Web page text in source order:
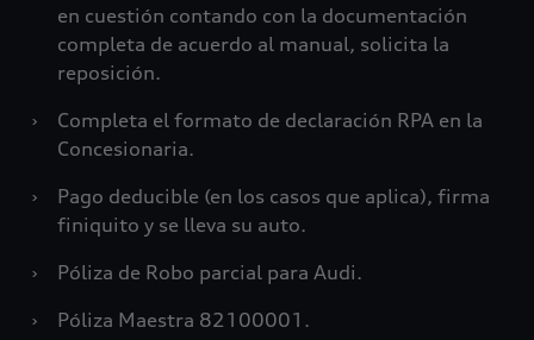
en cuestión contando con la documentación
completa de acuerdo al manual, solicita la
reposición.
›
Completa el formato de declaración RPA en la
Concesionaria.
›
Pago deducible (en los casos que aplica), firma
finiquito y se lleva su auto.
›
Póliza de Robo parcial para Audi.
›
Póliza Maestra 82100001.